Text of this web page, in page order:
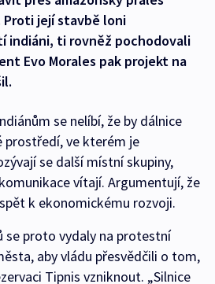
její stavbě loni
indiáni, ti rovněž pochodovali
Evo Morales pak projekt na
se nelíbí, že by dálnice
prostředí, ve kterém je
se další místní skupiny,
vítají. Argumentují, že
k ekonomickému rozvoji.
proto vydaly na protestní
aby vládu přesvědčili o tom,
Tipnis vzniknout. „Silnice